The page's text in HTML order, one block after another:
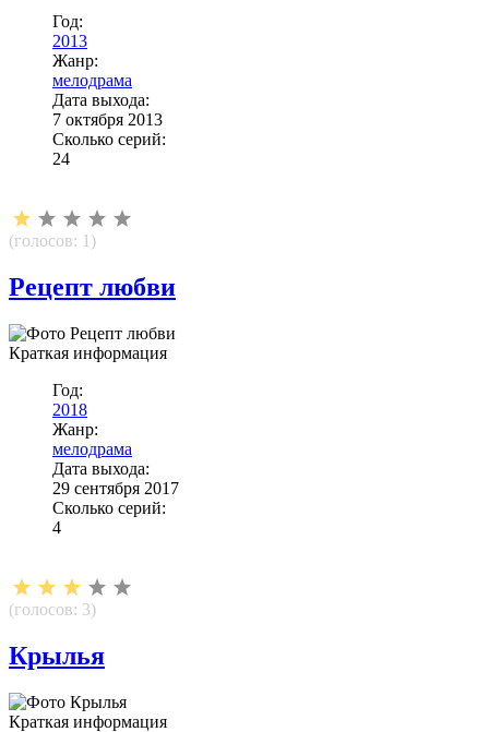
Год:
2013
Жанр:
мелодрама
Дата выхода:
7 октября 2013
Сколько серий:
24
(голосов: 1 )
Рецепт любви
Краткая информация
Год:
2018
Жанр:
мелодрама
Дата выхода:
29 сентября 2017
Сколько серий:
4
(голосов: 3)
Крылья
Краткая информация